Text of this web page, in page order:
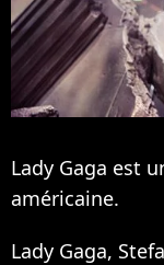
Lady Gaga est
américaine.
Lady Gaga,